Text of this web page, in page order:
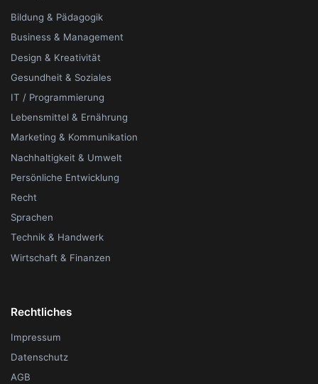
Bildung & Pädagogik
Business & Management
Design & Kreativität
Gesundheit & Soziales
IT / Programmierung
Lebensmittel & Ernährung
Marketing & Kommunikation
Nachhaltigkeit & Umwelt
Persönliche Entwicklung
Recht
Sprachen
Technik & Handwerk
Wirtschaft & Finanzen
Rechtliches
Impressum
Datenschutz
AGB